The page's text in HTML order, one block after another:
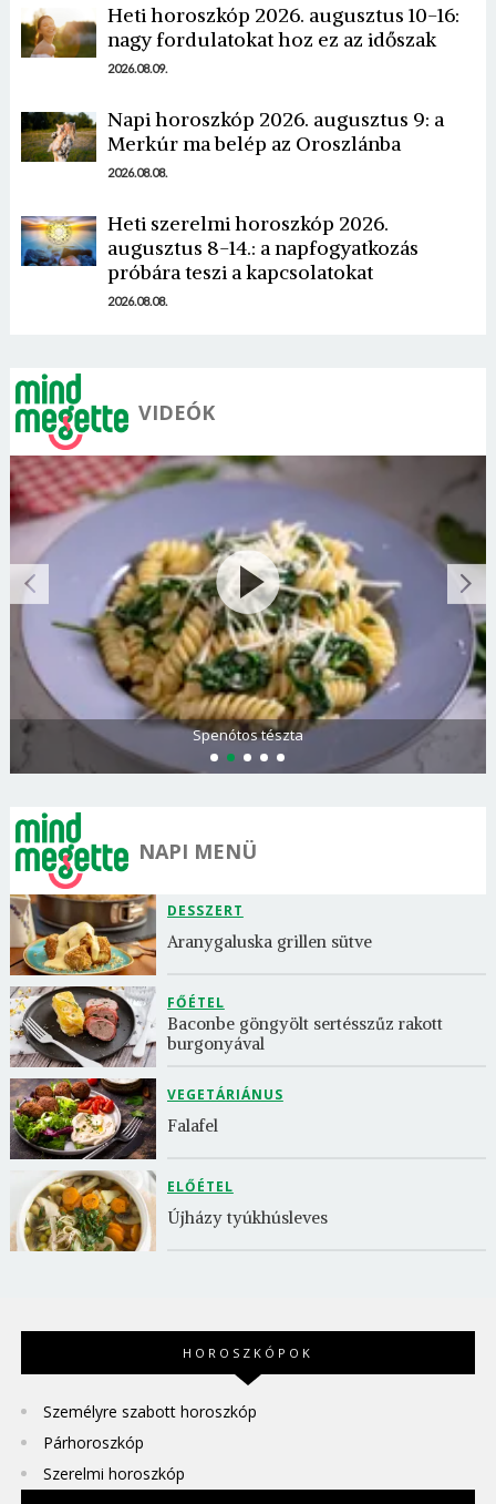
Heti horoszkóp 2026. augusztus 10-16:
nagy fordulatokat hoz ez az időszak
2026.08.09.
Napi horoszkóp 2026. augusztus 9: a
Merkúr ma belép az Oroszlánba
2026.08.08.
Heti szerelmi horoszkóp 2026.
augusztus 8-14.: a napfogyatkozás
próbára teszi a kapcsolatokat
2026.08.08.
VIDEÓK
Spenótos tészta
NAPI MENÜ
DESSZERT
Aranygaluska grillen sütve
FŐÉTEL
Baconbe göngyölt sertésszűz rakott
burgonyával
VEGETÁRIÁNUS
Falafel
ELŐÉTEL
Újházy tyúkhúsleves
HOROSZKÓPOK
Személyre szabott horoszkóp
Párhoroszkóp
Szerelmi horoszkóp
Borsonline bejelentkezés
E-mail cím vagy felhasználónév